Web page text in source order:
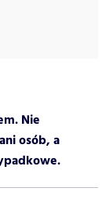
Nie
osób, a